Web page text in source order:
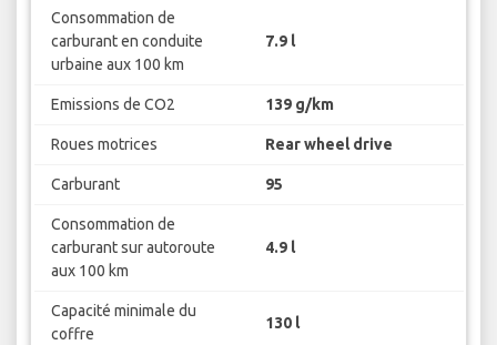
Consommation de
carburant en conduite
urbaine aux 100 km
7.9 l
Emissions de CO2 139 g/km
Roues motrices Rear wheel drive
Carburant 95
Consommation de
carburant sur autoroute
aux 100 km
4.9 l
Capacité minimale du
coffre
130 l